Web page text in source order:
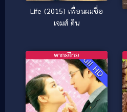
Life (2015) เพื่อนผมชื่อ
เจมส์ ดีน
Full HD
พากย์ไทย